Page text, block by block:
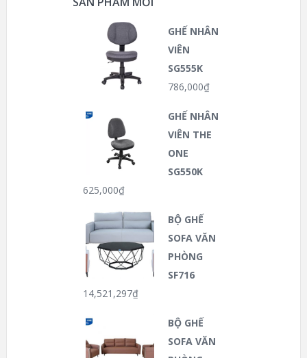
GHẾ NHÂN
VIÊN
SG555K
786,000₫
GHẾ NHÂN
VIÊN THE
ONE
SG550K
625,000₫
BỘ GHẾ
SOFA VĂN
PHÒNG
SF716
14,521,297₫
BỘ GHẾ
SOFA VĂN